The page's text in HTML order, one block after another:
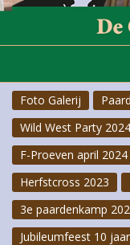
Home
Informatie
Actueel
Rijvereniging
Foto Galerij
Wild West Party 2024
F-Proeven april 2024
Herfstcross 2023
3e paardenkamp
Jubileumfeest 10